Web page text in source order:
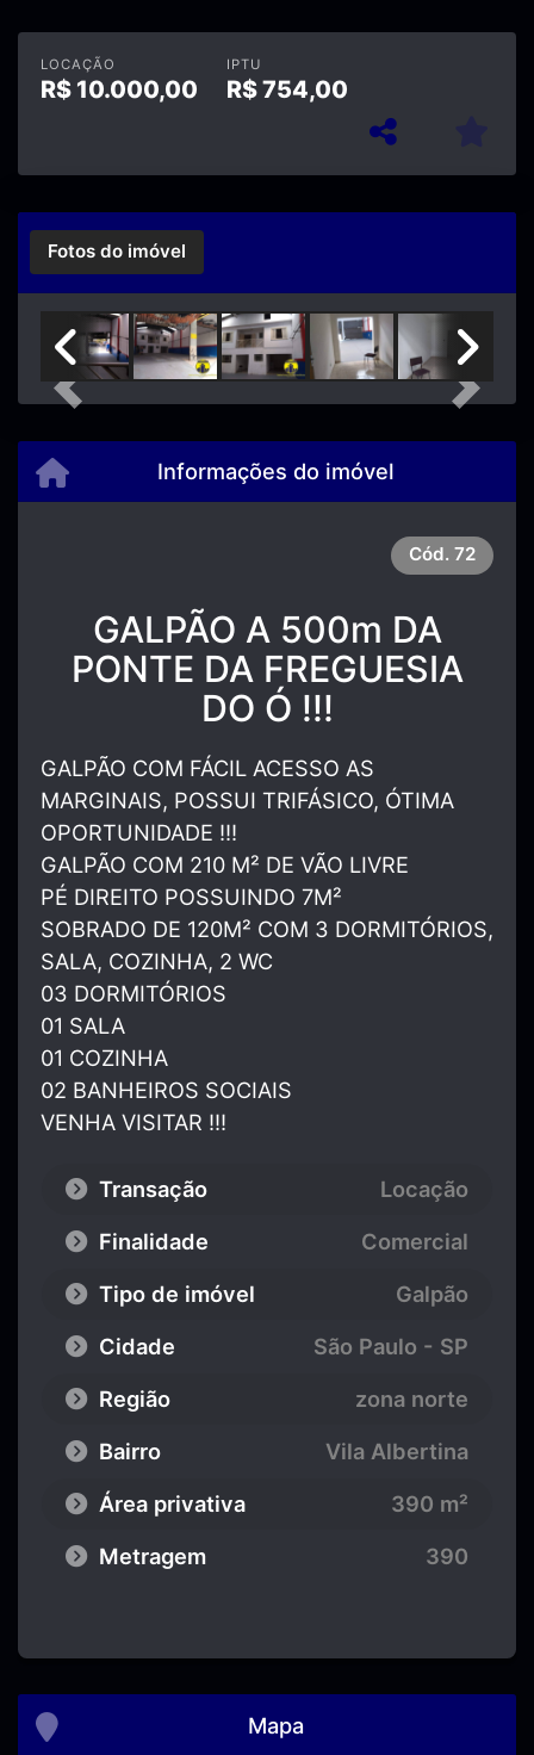
LOCAÇÃO
R$ 10.000,00
IPTU
R$754,00
Fotos do imóvel
Previous Next
Informações do imóvel
Cód. 72
GALPÃO A 500m DA
PONTE DA FREGUESIA
DO Ó !!!
GALPÃO COM FÁCIL ACESSO AS
MARGINAIS, POSSUI TRIFÁSICO, ÓTIMA
OPORTUNIDADE !!!
GALPÃO COM 210 M² DE VÃO LIVRE
PÉ DIREITO POSSUINDO 7M²
SOBRADO DE 120M² COM 3 DORMITÓRIOS,
SALA, COZINHA, 2 WC
03 DORMITÓRIOS
01 SALA
01 COZINHA
02 BANHEIROS SOCIAIS
VENHA VISITAR !!!
Transação
Locação
Finalidade
Comercial
Tipo de imóvel
Galpão
Cidade
São Paulo - SP
Região
zona norte
Bairro
Vila Albertina
Área privativa
390 m²
Metragem
390
Mapa